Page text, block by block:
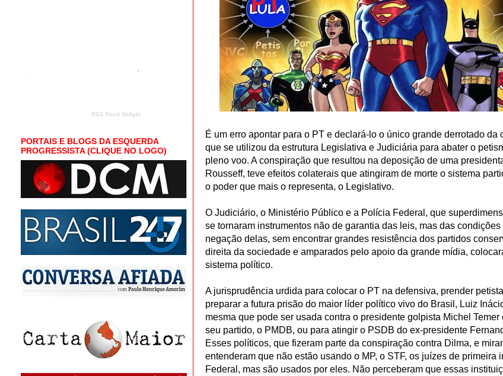
É um erro apontar para o PT e declará-lo o único grande derrotado da
que se utilizou da estrutura Legislativa e Judiciária para abater o
pleno voo. A conspiração que resultou na deposição de uma
Rousseff, teve efeitos colaterais que atingiram de morte o sistema
o poder que mais o representa, o Legislativo.
O Judiciário, o Ministério Público e a Polícia Federal, que
se tornaram instrumentos não de garantia das leis, mas das condições
negação delas, sem encontrar grandes resistência dos partidos
direita da sociedade e amparados pelo apoio da grande mídia,
sistema político.
A jurisprudência urdida para colocar o PT na defensiva, prender
preparar a futura prisão do maior líder político vivo do Brasil, Luiz
mesma que pode ser usada contra o presidente golpista Michel
seu partido, o PMDB, ou para atingir o PSDB do ex-presidente
Esses políticos, que fizeram parte da conspiração contra Dilma, e
entenderam que não estão usando o MP, o STF, os juízes de primeira
Federal, mas são usados por eles. Não perceberam que essas
RSS Feed Widget
PORTAIS E BLOGS DA ESQUERDA
PROGRESSISTA (CLIQUE NO LOGO)